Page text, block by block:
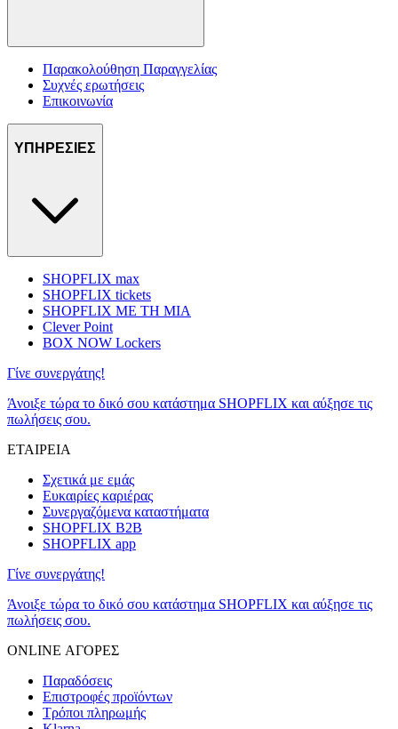
Παρακολούθηση Παραγγελίας
Συχνές ερωτήσεις
Επικοινωνία
ΥΠΗΡΕΣΙΕΣ
SHOPFLIX max
SHOPFLIX tickets
SHOPFLIX ΜΕ ΤΗ ΜΙΑ
Clever Point
BOX NOW Lockers
Γίνε συνεργάτης!
Άνοιξε τώρα το δικό σου κατάστημα SHOPFLIX και αύξησε τις
πωλήσεις σου.
ΕΤΑΙΡΕΙΑ
Σχετικά με εμάς
Ευκαιρίες καριέρας
Συνεργαζόμενα καταστήματα
SHOPFLIX B2B
SHOPFLIX app
Γίνε συνεργάτης!
Άνοιξε τώρα το δικό σου κατάστημα SHOPFLIX και αύξησε τις
πωλήσεις σου.
ONLINE ΑΓΟΡΕΣ
Παραδόσεις
Επιστροφές προϊόντων
Τρόποι πληρωμής